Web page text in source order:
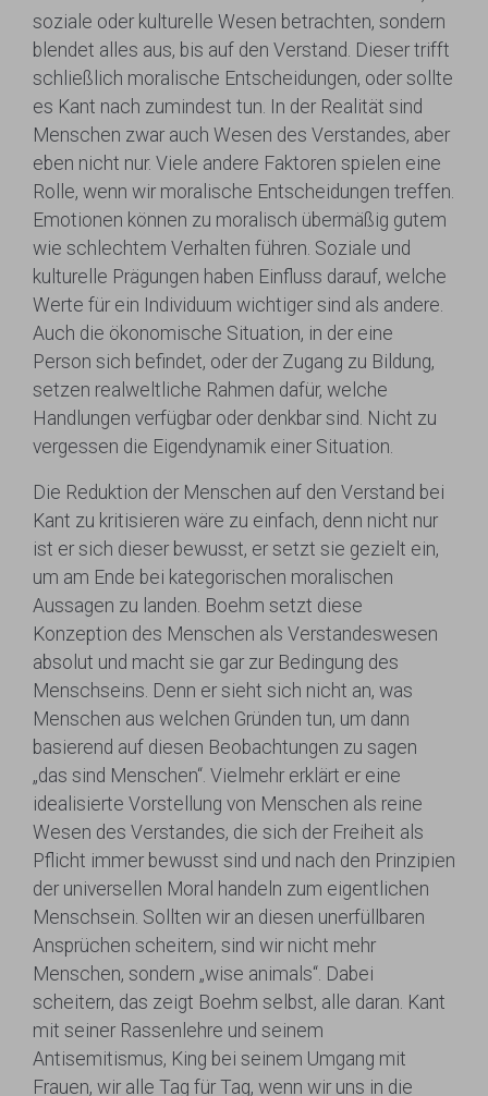
soziale oder kulturelle Wesen betrachten, sondern
blendet alles aus, bis auf den Verstand. Dieser trifft
schließlich moralische Entscheidungen, oder sollte
es Kant nach zumindest tun. In der Realität sind
Menschen zwar auch Wesen des Verstandes, aber
eben nicht nur. Viele andere Faktoren spielen eine
Rolle, wenn wir moralische Entscheidungen treffen.
Emotionen können zu moralisch übermäßig gutem
wie schlechtem Verhalten führen. Soziale und
kulturelle Prägungen haben Einfluss darauf, welche
Werte für ein Individuum wichtiger sind als andere.
Auch die ökonomische Situation, in der eine
Person sich befindet, oder der Zugang zu Bildung,
setzen realweltliche Rahmen dafür, welche
Handlungen verfügbar oder denkbar sind. Nicht zu
vergessen die Eigendynamik einer Situation.
Die Reduktion der Menschen auf den Verstand bei
Kant zu kritisieren wäre zu einfach, denn nicht nur
ist er sich dieser bewusst, er setzt sie gezielt ein,
um am Ende bei kategorischen moralischen
Aussagen zu landen. Boehm setzt diese
Konzeption des Menschen als Verstandeswesen
absolut und macht sie gar zur Bedingung des
Menschseins. Denn er sieht sich nicht an, was
Menschen aus welchen Gründen tun, um dann
basierend auf diesen Beobachtungen zu sagen
„das sind Menschen“. Vielmehr erklärt er eine
idealisierte Vorstellung von Menschen als reine
Wesen des Verstandes, die sich der Freiheit als
Pflicht immer bewusst sind und nach den Prinzipien
der universellen Moral handeln zum eigentlichen
Menschsein. Sollten wir an diesen unerfüllbaren
Ansprüchen scheitern, sind wir nicht mehr
Menschen, sondern „wise animals“. Dabei
scheitern, das zeigt Boehm selbst, alle daran. Kant
mit seiner Rassenlehre und seinem
Antisemitismus, King bei seinem Umgang mit
Frauen, wir alle Tag für Tag, wenn wir uns in die